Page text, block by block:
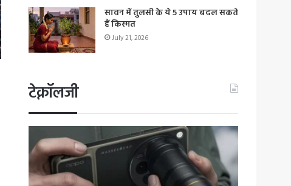
सावन में तुलसी के ये 5 उपाय बदल सकते
हैं किस्मत
July 21, 2026
टेक्नॉलजी